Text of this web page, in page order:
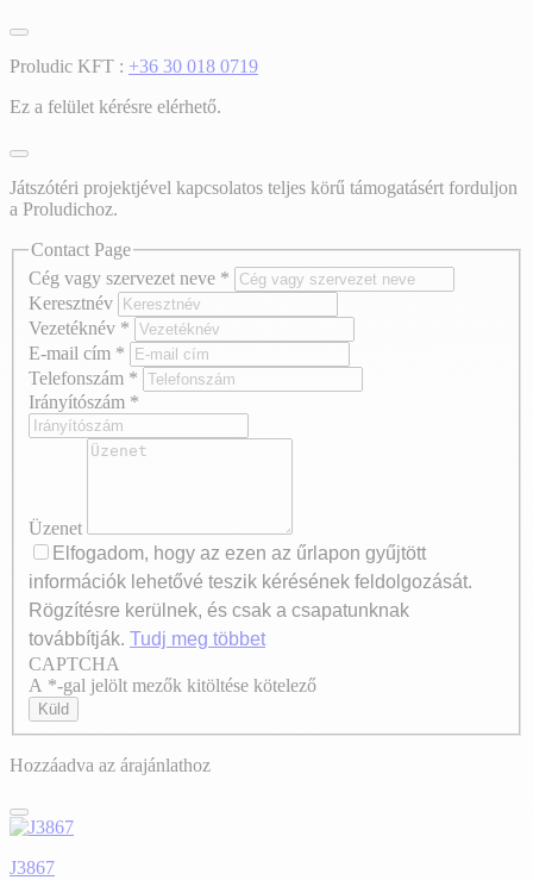
Proludic KFT : +36 30 018 0719
Ez a felület kérésre elérhető.
Játszótéri projektjével kapcsolatos teljes körű támogatásért forduljon
a Proludichoz.
Contact Page
Cég vagy szervezet neve *
Keresztnév
Vezetéknév *
E-mail cím *
Telefonszám *
Irányítószám *
Üzenet
Elfogadom, hogy az ezen az űrlapon gyűjtött
információk lehetővé teszik kérésének feldolgozását.
Rögzítésre kerülnek, és csak a csapatunknak
továbbítják. Tudj meg többet
Axeptio consent
CAPTCHA
A *-gal jelölt mezők kitöltése kötelező
Küld
Hozzáadva az árajánlathoz
J3867